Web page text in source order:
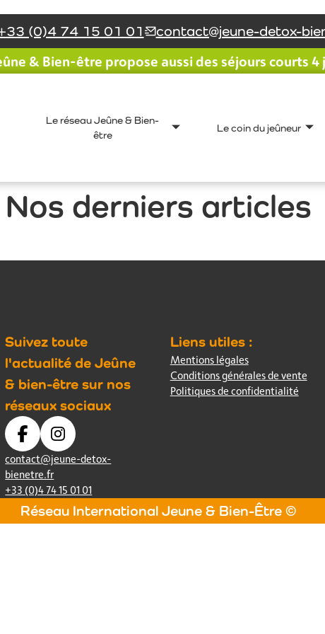
(0)4 74 15 01 01 contact@jeune-detox-
& Bien-être propose aussi des séjours courts 4
Le réseau Jeûne & Bien-
être
Le coin du jeûneur
a été au dessus de nos espérances. Certes les 1ers
Patrick
Nos derniers articles
Suivez toute
l'actualité de Jeûne
& bien-être sur nos
réseaux sociaux
contact@jeune-detox-
bienetre.fr
+33 (0)4 74 15 01 01
Liens utiles :
Mentions légales
Conditions générales de vente
Politiques de confidentialité
Réseau International Jeune & Bien-Être ©